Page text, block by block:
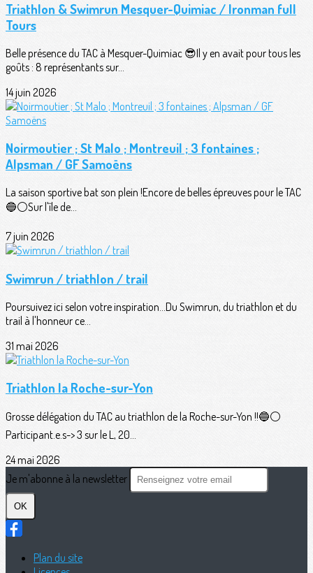
Triathlon & Swimrun Mesquer-Quimiac / Ironman full
Tours
Belle présence du TAC à Mesquer-Quimiac 😎Il y en avait pour tous les
goûts : 8 représentants sur...
14 juin 2026
Noirmoutier ; St Malo ; Montreuil ; 3 fontaines ;
Alpsman / GF Samoëns
La saison sportive bat son plein !Encore de belles épreuves pour le TAC
🔵⚪️Sur l'île de...
7 juin 2026
Swimrun / triathlon / trail
Poursuivez ici selon votre inspiration...Du Swimrun, du triathlon et du
trail à l'honneur ce...
31 mai 2026
Triathlon la Roche-sur-Yon
Grosse délégation du TAC au triathlon de la Roche-sur-Yon !!🔵⚪️
Participant.e.s-> 3 sur le L, 20...
24 mai 2026
Je m'abonne à la newsletter
OK
Plan du site